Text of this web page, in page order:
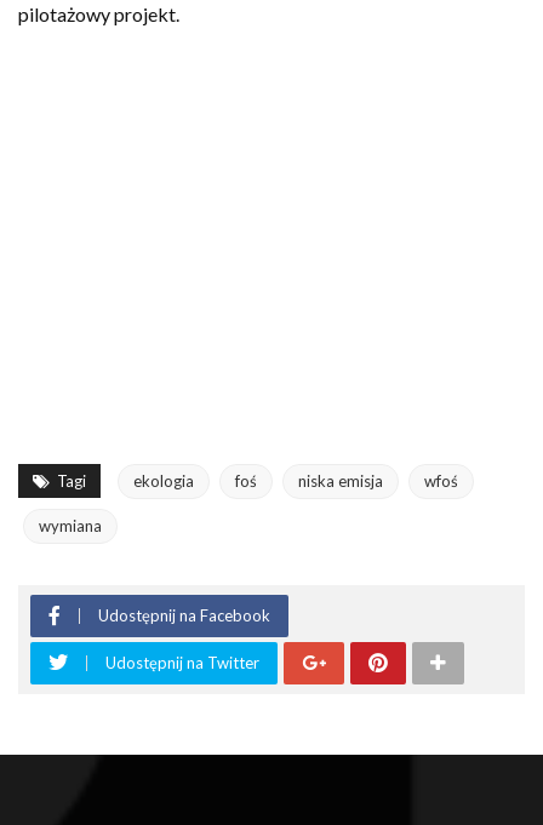
pilotażowy projekt.
Tagi ekologia foś niska emisja wfoś
wymiana
Udostępnij na Facebook
Udostępnij na Twitter